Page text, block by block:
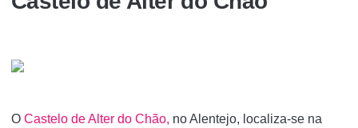
O Castelo de Alter do Chão, no Alentejo, localiza-se na